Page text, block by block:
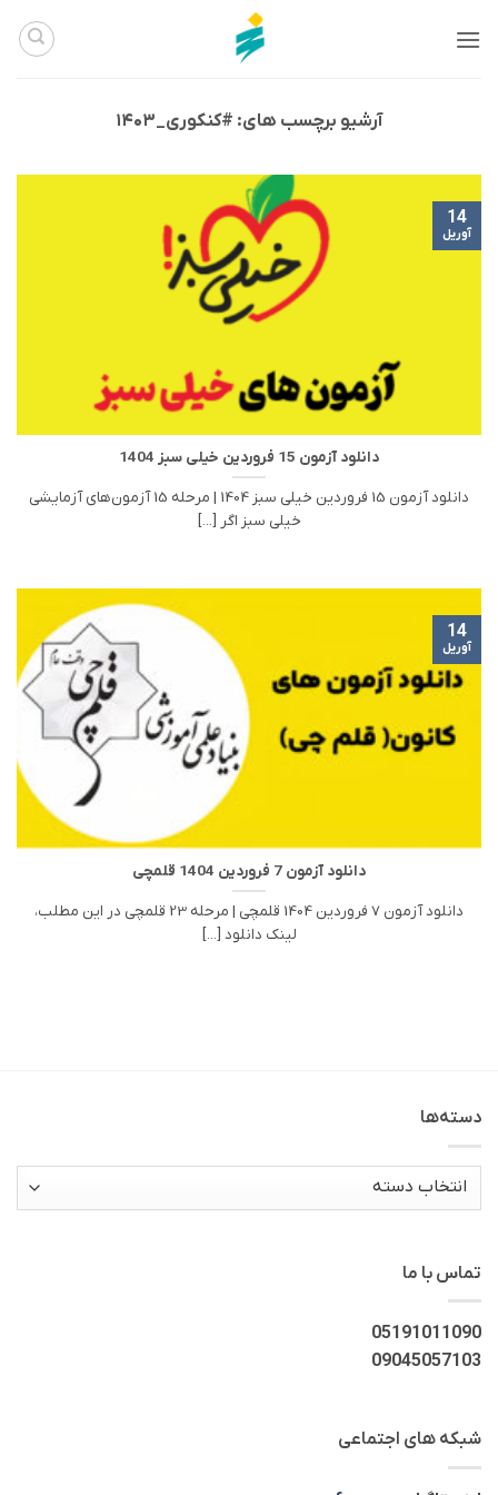
آرشیو برچسب های: #کنکوری_۱۴۰۳
دانلود آزمون 15 فروردین خیلی سبز 1404
دانلود آزمون 15 فروردین خیلی سبز 1404 | مرحله 15 آزمون‌های آزمایشی
خیلی سبز اگر [...]
14
آوریل
دانلود آزمون 7 فروردین 1404 قلمچی
دانلود آزمون 7 فروردین 1404 قلمچی | مرحله 23 قلمچی در این مطلب،
لینک دانلود [...]
14
آوریل
دسته‌ها
دسته‌ها
تماس با ما
05191011090
09045057103
شبکه های اجتماعی